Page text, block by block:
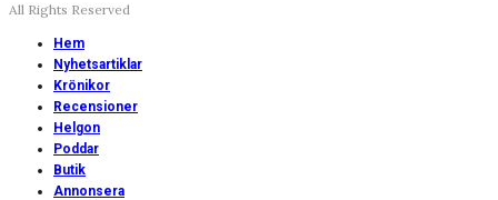
All Rights Reserved
Hem
Nyhetsartiklar
Krönikor
Recensioner
Helgon
Poddar
Butik
Annonsera